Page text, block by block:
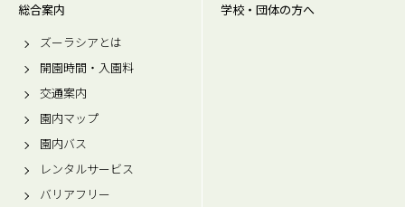
総合案内
ズーラシアとは
開園時間・入園料
交通案内
園内マップ
園内バス
レンタルサービス
バリアフリー
学校・団体の方へ